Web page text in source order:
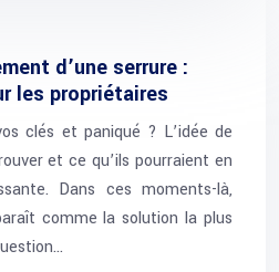
d’une serrure :
les propriétaires
clés et paniqué ? L’idée de
et ce qu’ils pourraient en
Dans ces moments-là,
comme la solution la plus